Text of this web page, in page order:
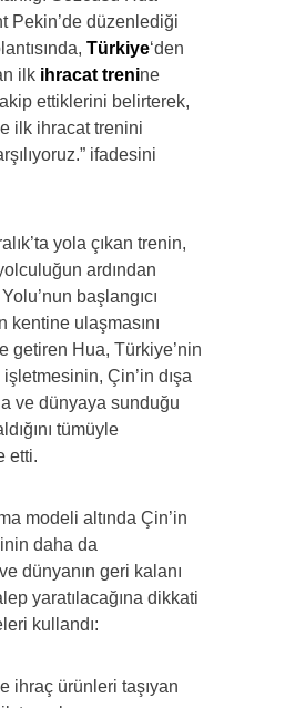
Pekin’de düzenlediği
Türkiye‘den
ilk ihracat trenine
ettiklerini belirterek,
ilk ihracat trenini
ifadesini
yola çıkan trenin,
ardından
başlangıcı
kentine ulaşmasını
getiren Hua, Türkiye’nin
Çin’in dışa
ve dünyaya sunduğu
tümüyle
etti.
modeli altında Çin’in
daha da
dünyanın geri kalanı
yaratılacağına dikkati
kullandı:
ihraç ürünleri taşıyan